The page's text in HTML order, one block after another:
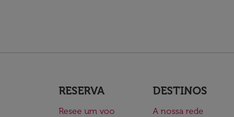
RESERVA
Resee um voo
DESTINOS
A nossa rede